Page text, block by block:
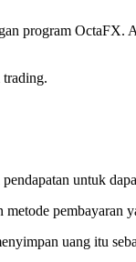
program OctaFX.
untuk
pembayaran
uang itu